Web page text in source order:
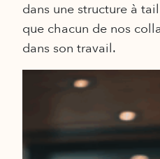
dans une structure à
que chacun de nos
dans son travail.